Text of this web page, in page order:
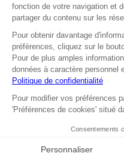
CLIENTS
Disponible
5 Jours / 7
EN MAGASIN